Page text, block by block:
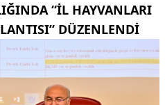
“İL HAYVANLARI
DÜZENLENDI